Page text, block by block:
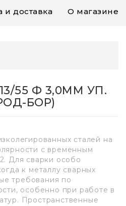
и доставка О магазине
55 Ф 3,0ММ УП.
БОР)
сталей на
с временным
Для сварки особо
к металлу сварных
требования по
особенно при работе в
Пространственные